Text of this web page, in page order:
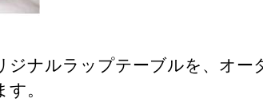
ジナルラップテーブルを、オー
。